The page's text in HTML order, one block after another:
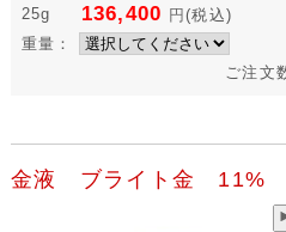
25g
136,400 円(税込)
重量：
ご注文
金液 ブライト金 11%